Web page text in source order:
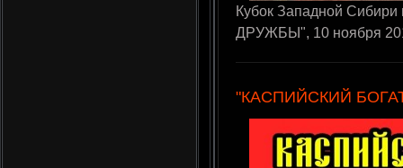
Кубок Западной
ДРУЖБЫ", 10 ноября
"КАСПИЙСКИЙ